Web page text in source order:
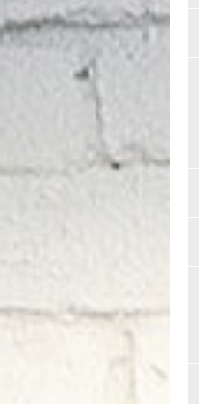
Шланг поливочный
3/4*50mt HSN034B
923 ₸